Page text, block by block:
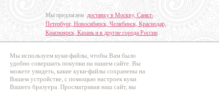
Мы используем куки-файлы, чтобы Вам было
удобно совершать покупки на нашем сайте. Вы
можете увидеть, какие куки-файлы сохранены на
Вашем устройстве, с помощью настроек куки
Вашего бразуера. Просматривая наш сайт, вы
Мы предлагаем доставку в Москву, Санкт-
Петербург, Новосибирск, Челябинск, Краснодар,
Красноярск, Казань и в другие города России .
Дизайн - Наталья Мальцева
Продвижение сайтов
Промо Эксперт